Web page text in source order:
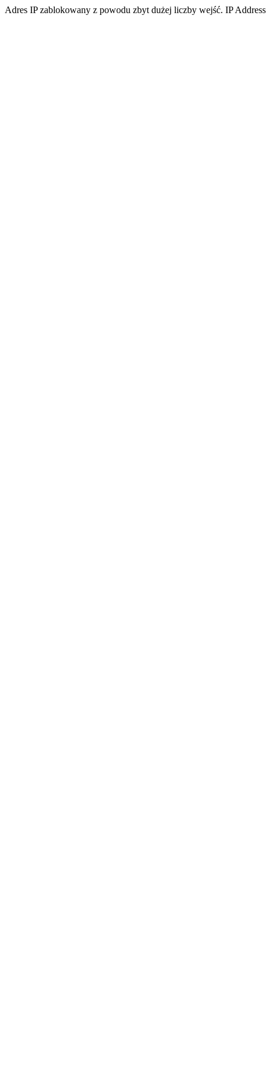
Adres IP zablokowany z powodu zbyt dużej liczby wejść. IP